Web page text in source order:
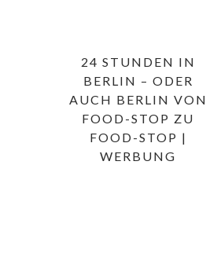
24 STUNDEN IN
BERLIN – ODER
AUCH BERLIN VON
FOOD-STOP ZU
FOOD-STOP |
WERBUNG